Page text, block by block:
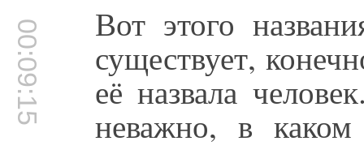
00:09:15 Вот этого
существует,
её назвала
неважно, в каком